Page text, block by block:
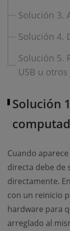
Solución 3.
Solución 4.
Solución 5.
USB u
Solución
Cuando
directa debe de
directamente.
con un reinicio
hardware para
arreglado al